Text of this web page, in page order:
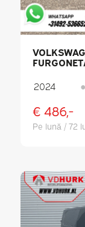
2024 ●
€ 486,-
Pe lună / 72